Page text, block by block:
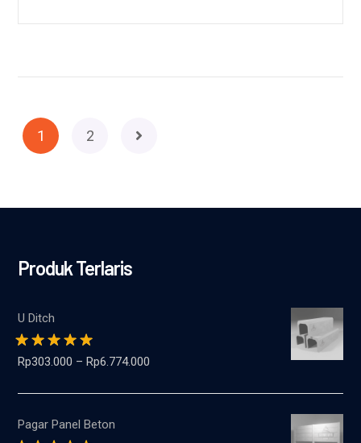
1 2
Produk Terlaris
U Ditch
Dinilai5.00 dari
Rp303.000 –Rp6.774.000
Pagar Panel Beton